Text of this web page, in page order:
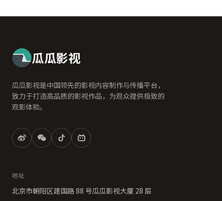
瓜瓜影视
瓜瓜影视是中国领先的影视内容制作与传播平台，
致力于打造高品质的影视作品，为观众提供极致的
观影体验。
地址
北京市朝阳区建国路 88 号瓜瓜影视大厦 28 层